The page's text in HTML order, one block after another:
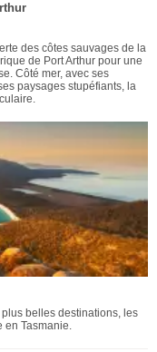
des côtes sauvages de la
de Port Arthur pour une
Côté mer, avec ses
paysages stupéfiants, la
belles destinations, les
en Tasmanie.